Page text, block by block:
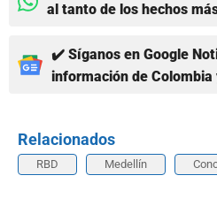
al tanto de los hechos
✔️ Síganos en Google
información de Colombia
Relacionados
RBD Medellín